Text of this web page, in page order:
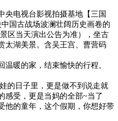
电视台影视拍摄基地【三国
国古战场波澜壮阔历史画卷的
区当天演出公告为准），坐古
太湖美景。含吴王宫、曹营码
暖的家，结束愉快的行程。
的日子里，更是做不到说走就
感受，更是当妈的全部~当了
他的童年，这个假期，你想好带